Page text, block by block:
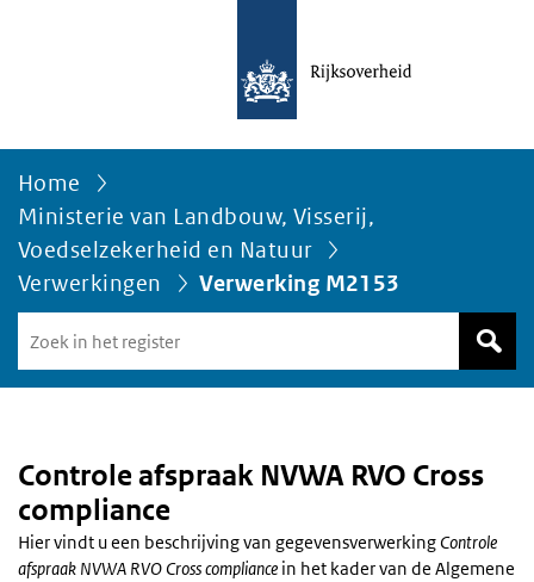
Home
Ministerie van Landbouw, Visserij,
Voedselzekerheid en Natuur
Verwerkingen
Verwerking M2153
in
het
Controle afspraak NVWA RVO Cross
compliance
Hier vindt u een beschrijving van gegevensverwerking Controle
afspraak NVWA RVO Cross compliance in het kader van de Algemene